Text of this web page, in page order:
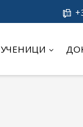
УЧЕНИЦИ